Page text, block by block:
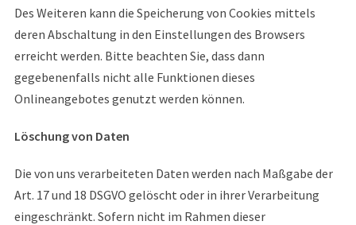
Des Weiteren kann die Speicherung von Cookies mittels
deren Abschaltung in den Einstellungen des Browsers
erreicht werden. Bitte beachten Sie, dass dann
gegebenenfalls nicht alle Funktionen dieses
Onlineangebotes genutzt werden können.
Löschung von Daten
Die von uns verarbeiteten Daten werden nach Maßgabe der
Art. 17 und 18 DSGVO gelöscht oder in ihrer Verarbeitung
eingeschränkt. Sofern nicht im Rahmen dieser